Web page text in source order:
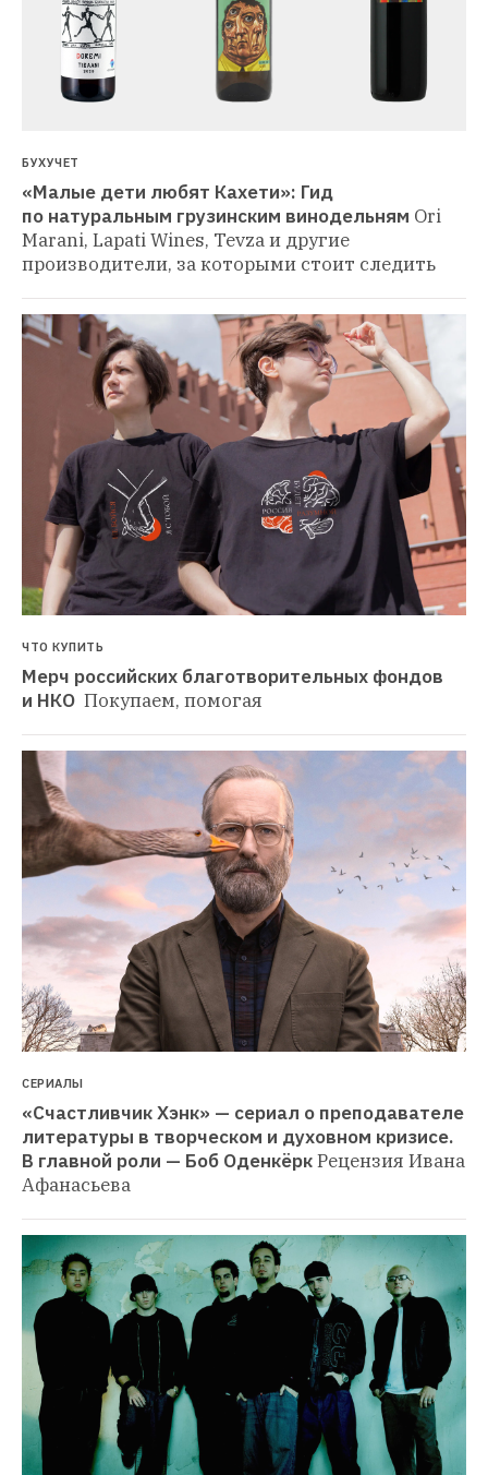
БУХУЧЕТ
«Малые дети любят Кахети»: Гид
по натуральным грузинским винодельням Ori
Marani, Lapati Wines, Tevza и другие
производители, за которыми стоит следить
ЧТО КУПИТЬ
Мерч российских благотворительных фондов
и НКО Покупаем, помогая
СЕРИАЛЫ
«Счастливчик Хэнк» — сериал о преподавателе
литературы в творческом и духовном кризисе.
В главной роли — Боб ОденкёркРецензия Ивана
Афанасьева